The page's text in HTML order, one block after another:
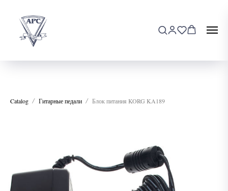
Catalog Гитарные педали Блок питания KORG KA189